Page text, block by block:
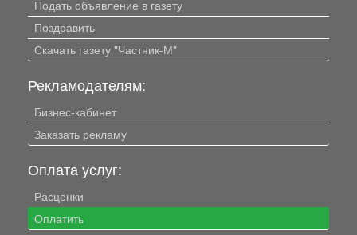
Подать объявление в газету
Поздравить
Скачать газету "Частник-М"
Рекламодателям:
Бизнес-кабинет
Заказать рекламу
Оплата услуг:
Расценки
Оплатить